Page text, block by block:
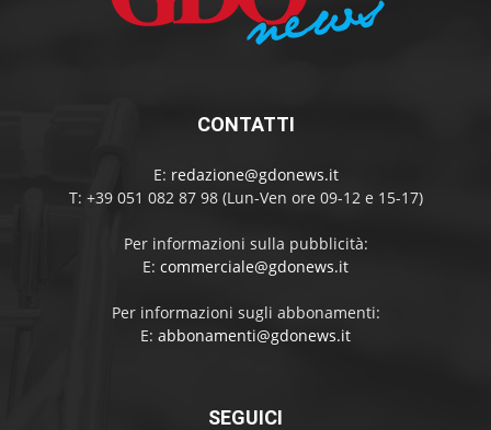
CONTATTI
E: redazione@gdonews.it
T: +39 051 082 87 98 (Lun-Ven ore 09-12 e 15-17)
Per informazioni sulla pubblicità:
E: commerciale@gdonews.it
Per informazioni sugli abbonamenti:
E: abbonamenti@gdonews.it
SEGUICI